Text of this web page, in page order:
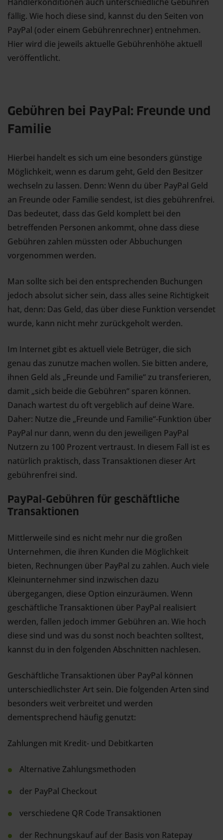
fällig. Wie hoch diese sind, kannst du den Seiten von
PayPal (oder einem Gebührenrechner) entnehmen.
Hier wird die jeweils aktuelle Gebührenhöhe aktuell
veröffentlicht.
Gebühren bei PayPal: Freunde und
Familie
Hierbei handelt es sich um eine besonders günstige
Möglichkeit, wenn es darum geht, Geld den Besitzer
wechseln zu lassen. Denn: Wenn du über PayPal Geld
an Freunde oder Familie sendest, ist dies gebührenfrei.
Das bedeutet, dass das Geld komplett bei den
betreffenden Personen ankommt, ohne dass diese
Gebühren zahlen müssten oder Abbuchungen
vorgenommen werden.
Man sollte sich bei den entsprechenden Buchungen
jedoch absolut sicher sein, dass alles seine Richtigkeit
hat, denn: Das Geld, das über diese Funktion versendet
wurde, kann nicht mehr zurückgeholt werden.
Im Internet gibt es aktuell viele Betrüger, die sich
genau das zunutze machen wollen. Sie bitten andere,
ihnen Geld als „Freunde und Familie“ zu transferieren,
damit „sich beide die Gebühren“ sparen können.
Danach wartest du oft vergeblich auf deine Ware.
Daher: Nutze die „Freunde und Familie“-Funktion über
PayPal nur dann, wenn du den jeweiligen PayPal
Nutzern zu 100 Prozent vertraust. In diesem Fall ist es
natürlich praktisch, dass Transaktionen dieser Art
gebührenfrei sind.
PayPal-Gebühren für geschäftliche
Transaktionen
Mittlerweile sind es nicht mehr nur die großen
Unternehmen, die ihren Kunden die Möglichkeit
bieten, Rechnungen über PayPal zu zahlen. Auch viele
Kleinunternehmer sind inzwischen dazu
übergegangen, diese Option einzuräumen. Wenn
geschäftliche Transaktionen über PayPal realisiert
werden, fallen jedoch immer Gebühren an. Wie hoch
diese sind und was du sonst noch beachten solltest,
kannst du in den folgenden Abschnitten nachlesen.
Geschäftliche Transaktionen über PayPal können
unterschiedlichster Art sein. Die folgenden Arten sind
besonders weit verbreitet und werden
dementsprechend häufig genutzt:
Zahlungen mit Kredit- und Debitkarten
Alternative Zahlungsmethoden
der PayPal Checkout
verschiedene QR Code Transaktionen
der Rechnungskauf auf der Basis von Ratepay